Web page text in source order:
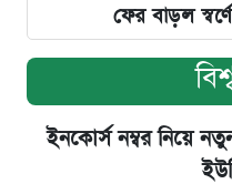
ফের বাড়ল
ইনকোর্স নম্বর নিয়ে নতুন